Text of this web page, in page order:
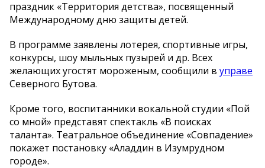
праздник «Территория детства», посвященный
Международному дню защиты детей.
В программе заявлены лотерея, спортивные игры,
конкурсы, шоу мыльных пузырей и др. Всех
желающих угостят мороженым, сообщили в управе
Северного Бутова.
Кроме того, воспитанники вокальной студии «Пой
со мной» представят спектакль «В поисках
таланта». Театральное объединение «Совпадение»
покажет постановку «Аладдин в Изумрудном
городе».